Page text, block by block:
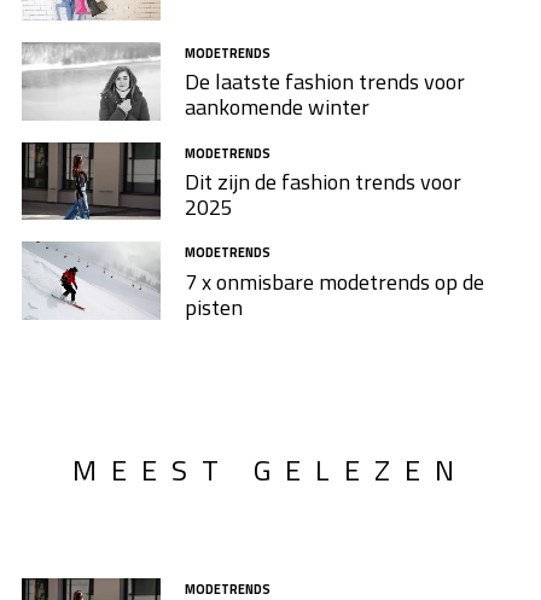
MODETRENDS
De laatste fashion trends voor
aankomende winter
MODETRENDS
Dit zijn de fashion trends voor
2025
MODETRENDS
7 x onmisbare modetrends op de
pisten
MEEST GELEZEN
MODETRENDS